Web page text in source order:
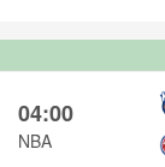
04:00
NBA